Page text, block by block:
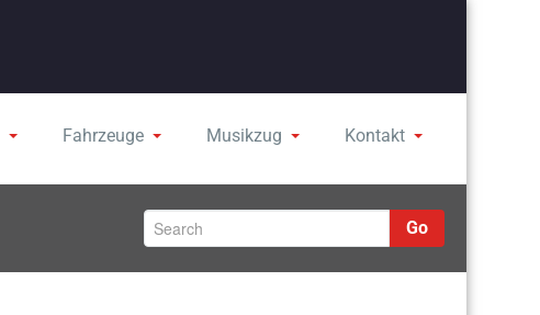
Fahrzeuge Musikzug Kontakt
Go